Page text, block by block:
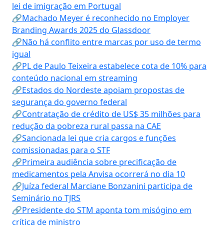
lei de imigração em Portugal
🔗Machado Meyer é reconhecido no Employer
Branding Awards 2025 do Glassdoor
🔗Não há conflito entre marcas por uso de termo
igual
🔗PL de Paulo Teixeira estabelece cota de 10% para
conteúdo nacional em streaming
🔗Estados do Nordeste apoiam propostas de
segurança do governo federal
🔗Contratação de crédito de US$ 35 milhões para
redução da pobreza rural passa na CAE
🔗Sancionada lei que cria cargos e funções
comissionadas para o STF
🔗Primeira audiência sobre precificação de
medicamentos pela Anvisa ocorrerá no dia 10
🔗Juíza federal Marciane Bonzanini participa de
Seminário no TJRS
🔗Presidente do STM aponta tom misógino em
crítica de ministro